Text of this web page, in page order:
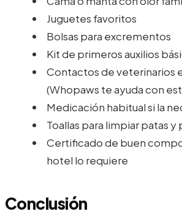
Juguetes favoritos
Bolsas para excrementos
Kit de primeros auxilios
Contactos de veterinarios
(Whopaws te ayuda con
Medicación habitual si la
Toallas para limpiar patas y
Certificado de buen
hotel lo requiere
Conclusión